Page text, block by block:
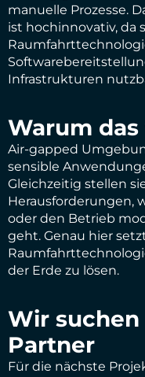
manuelle Prozesse.
ist hochinnovativ, da
Infrastrukturen
Warum
Air-gapped
sensible
Gleichzeitig stellen
Herausforderungen,
oder den Betrieb
geht. Genau hier
der Erde zu lösen.
Wir
Partner
Für die nächste